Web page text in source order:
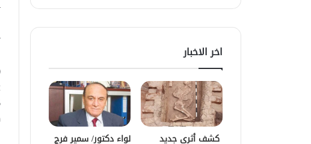
9
22
5
اخر الاخبار
كشف أثري جديد لواء دكتور/ سمير فرج